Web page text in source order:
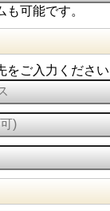
可能です。
をご入力ください